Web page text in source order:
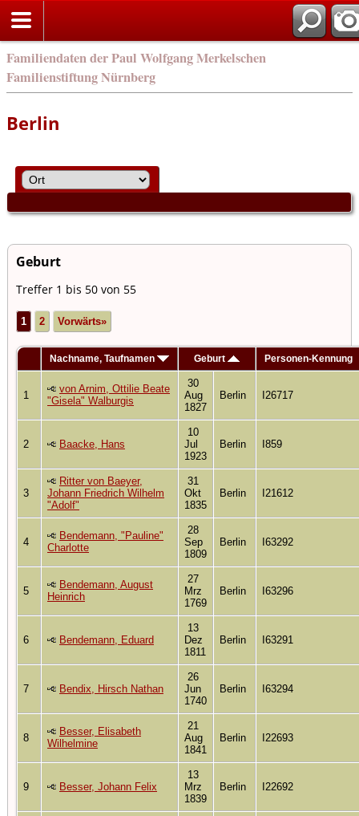
Familiendaten der Paul Wolfgang Merkelschen
Familienstiftung Nürnberg
Berlin
Geburt
Treffer 1 bis 50 von 55
1 2 Vorwärts»
Nachname, Taufnamen Geburt Personen-Kennung
1
von Arnim, Ottilie Beate
"Gisela" Walburgis
30
Aug
1827
Berlin I26717
2 Baacke, Hans
10
Jul
1923
Berlin I859
3
Ritter von Baeyer,
Johann Friedrich Wilhelm
"Adolf"
31
Okt
1835
Berlin I21612
4
Bendemann, "Pauline"
Charlotte
28
Sep
1809
Berlin I63292
5
Bendemann, August
Heinrich
27
Mrz
1769
Berlin I63296
6 Bendemann, Eduard
13
Dez
1811
Berlin I63291
7 Bendix, Hirsch Nathan
26
Jun
1740
Berlin I63294
8
Besser, Elisabeth
Wilhelmine
21
Aug
1841
Berlin I22693
9 Besser, Johann Felix
13
Mrz
1839
Berlin I22692